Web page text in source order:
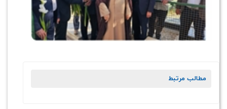
مطالب مرتبط